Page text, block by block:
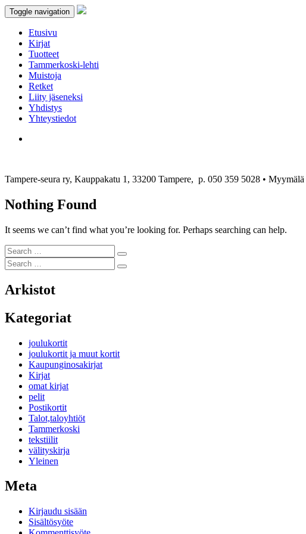
Toggle navigation
Etusivu
Kirjat
Tuotteet
Tammerkoski-lehti
Muistoja
Retket
Liity jäseneksi
Yhdistys
Yhteystiedot
Tampere-seura ry, Kauppakatu 1, 33200 Tampere, p. 050 359 5028 • Myymälä
Nothing Found
It seems we can’t find what you’re looking for. Perhaps searching can help.
Search
for:
Search
Search
for:
Search
Arkistot
Kategoriat
joulukortit
joulukortit ja muut kortit
Kaupunginosakirjat
Kirjat
omat kirjat
pelit
Postikortit
Talot,taloyhtiöt
Tammerkoski
tekstiilit
välityskirja
Yleinen
Meta
Kirjaudu sisään
Sisältösyöte